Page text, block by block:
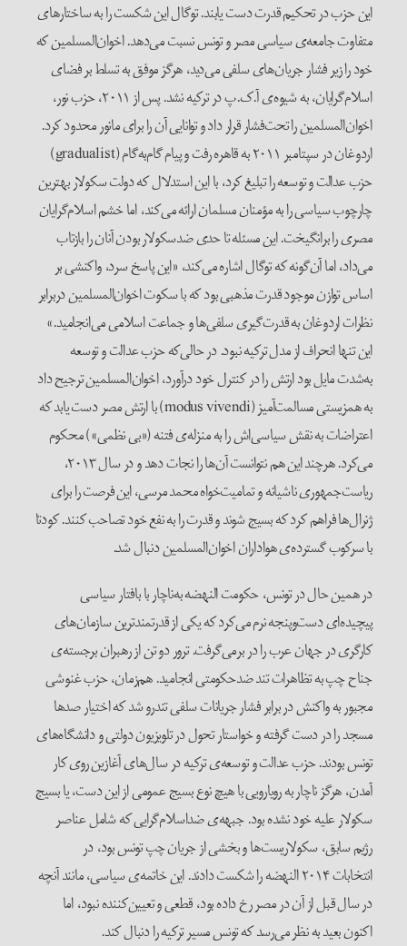
این حزب در تحکیم قدرت دست یابند. توگال این شکست را به ساختارهای
متفاوت جامعه‌ی سیاسی مصر و تونس نسبت می‌دهد. اخوان‌المسلمین که
خود را زیر فشار جریان‌های سلفی می‌دید، هرگز موفق به تسلط بر فضای
اسلام‌گرایان، به شیوه‌ی آ.ک.پ در ترکیه نشد. پس از ۲۰۱۱، حزب نور،
اخوان‌المسلمین را تحت‌فشار قرار داد و توانایی آن را برای مانور محدود کرد.
اردوغان در سپتامبر ۲۰۱۱ به قاهره رفت و پیام گام‌به‌گام (gradualist)
حزب عدالت و توسعه را تبلیغ ‌کرد، با این استدلال که دولت سکولار بهترین
چارچوب سیاسی را به مؤمنان مسلمان ارائه می‌کند، اما خشم اسلام‌گرایان
مصری را برانگیخت. این مسئله تا حدی ضدسکولار بودن آنان را بازتاب
می‌داد، اما آن‌گونه که توگال اشاره می‌کند، «این پاسخ سرد، واکنشی بر
اساس توازن موجود قدرت‌ مذهبی بود که با سکوت اخوان‌المسلمین دربرابر
نظرات اردوغان به قدرت‌گیری سلفی‌‌ها و جماعت اسلامی می‌انجامید.»
این تنها انحراف از مدل ترکیه نبود. در حالی‌که حزب عدالت و توسعه
به‌شدت مایل بود ارتش را در کنترل خود درآورد، اخوان‌المسلمین ترجیح داد
به همزیستی مسالمت‌آمیز (modus vivendi) با ارتش مصر دست ‌یابد که
اعتراضات به نقش سیاسی‌اش را به منزله‌ی فتنه («بی نظمی») محکوم
می‌کرد. هرچند این هم نتوانست آن‌ها را نجات دهد و در سال ۲۰۱۳،
ریاست‌جمهوری ناشیانه و تمامیت‌خواه محمد مرسی، این فرصت را برای
ژنرال‌‌ها فراهم کرد که بسیج شوند و قدرت را به نفع خود تصاحب کنند. کودتا
با سرکوب گسترده‌ی هواداران اخوان‌المسلمین دنبال شد.
در همین حال در تونس، حکومت النهضه به‌ناچار با بافتار سیاسی
پیچیده‌ای دست‌وپنجه نرم می‌کرد که یکی از قدرتمندترین سازمان‌های
کارگری در جهان عرب را در برمی‌گرفت. ترور دو تن از رهبران برجسته‌ی
جناح چپ به تظاهرات تند ضدحکومتی انجامید. هم‌زمان، حزب غنوشی
مجبور به واکنش در برابر فشار جریانات سلفی تندرو شد که اختیار صدها
مسجد را در دست گرفته و خواستار تحول در تلویزیون دولتی و دانشگاه‌های
تونس بودند. حزب عدالت و توسعه‌ی ترکیه در سال‌های آغازین روی کار
آمدن، هرگز ناچار به رویارویی با هیچ نوع بسیج عمومی از این دست، یا بسیج
سکولار علیه خود نشده بود. جبهه‌ی ضداسلام‌گرایی که شامل عناصر
رژیم سابق، سکولاریست‌ها و بخشی از جریان چپ تونس بود، در
انتخابات ۲۰۱۴ النهضه را شکست دادند. این خاتمه‌ی سیاسی، مانند آنچه
در سال قبل از آن در مصر رخ داده بود، قطعی و تعیین‌کننده نبود، اما
اکنون بعید به نظر می‌رسد که تونس مسیر ترکیه را دنبال کند.